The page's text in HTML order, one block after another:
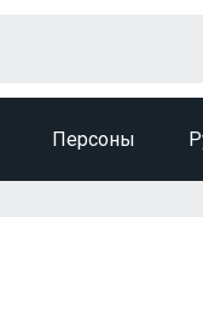
Персоны